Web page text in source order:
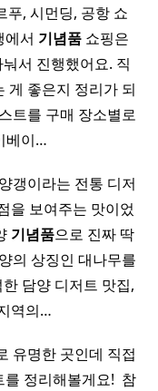
, 시먼딩, 공항 쇼
에서 기념품쇼핑은
서 진행했어요. 직
게 좋은지 정리가 되
트를 구매 장소별로
베이…
갱이라는 전통 디저
을 보여주는 맛이었
기념품으로 진짜 딱
의 상징인 ​대나무를
담양 디저트 맛집,
역의…
유명한 곳인데 직접
정리해볼게요! ​ 참